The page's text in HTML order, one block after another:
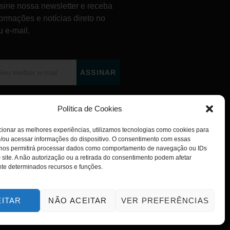
Política de Cookies
as melhores experiências, utilizamos tecnologias como cookies para
ou acessar informações do dispositivo. O consentimento com essas
permitirá processar dados como comportamento de navegação ou IDs
A não autorização ou a retirada do consentimento podem afetar
determinados recursos e funções.
NÃO ACEITAR VER PREFERÊNCIAS
nossa newsletter e receba
e notícias direto no
e-mail.
ASSINAR
POLÍTICA DE PRIVACIDADE